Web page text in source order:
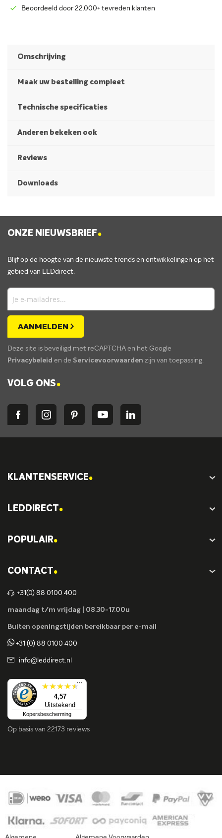
Beoordeeld door 22.000+ tevreden klanten
Omschrijving
Maak uw bestelling compleet
Technische specificaties
Anderen bekeken ook
Reviews
Downloads
ONZE NIEUWSBRIEF.
Blijf op de hoogte van de nieuwste trends en ontwikkelingen op het
gebied van LEDdirect.
AANMELDEN
Deze site is beveiligd met reCAPTCHA en het Google
Privacybeleid en de Servicevoorwaarden zijn van toepassing.
VOLG ONS.
KLANTENSERVICE.
LEDDIRECT.
POPULAIR.
CONTACT.
+31(0) 88 0100 400
maandag t/m vrijdag | 08.30-17.00u
Buiten openingstijden bereikbaar per e-mail
+31 (0) 88 0100 400
info@leddirect.nl
4,57
Uitstekend
...
Kopersbescherming
Op basis van 22173 reviews